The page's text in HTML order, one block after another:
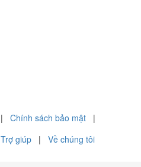
| Chính sách bảo mật
|
Trợ giúp | Về chúng tôi